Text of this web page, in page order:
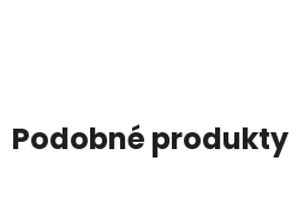
Podobné produkty